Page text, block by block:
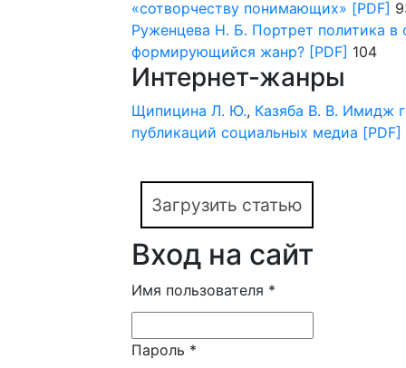
«сотворчеству понимающих» [PDF]
Руженцева Н. Б. Портрет политика
формирующийся жанр? [PDF] 104
Интернет-жанры
Щипицина Л. Ю., Казяба В. В. Имидж
публикаций социальных медиа [PDF]
Загрузить статью
Вход на сайт
Имя пользователя *
Пароль *